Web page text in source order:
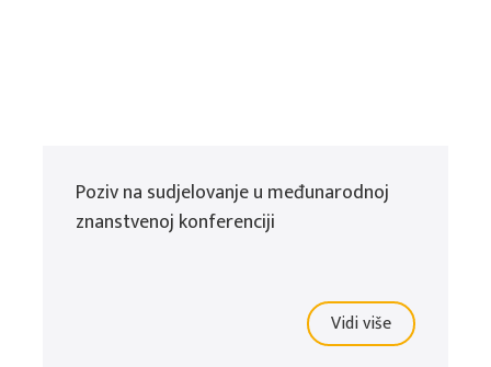
Poziv na sudjelovanje u međunarodnoj
znanstvenoj konferenciji
Vidi više